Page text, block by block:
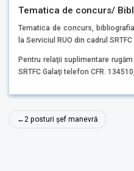
Tematica de concurs/
Tematica de concurs,
la Serviciul RUO din cadrul
Pentru relaţii suplimentare
SRTFC Galaţi telefon CFR.
Navigare
în
2 posturi șef manevră